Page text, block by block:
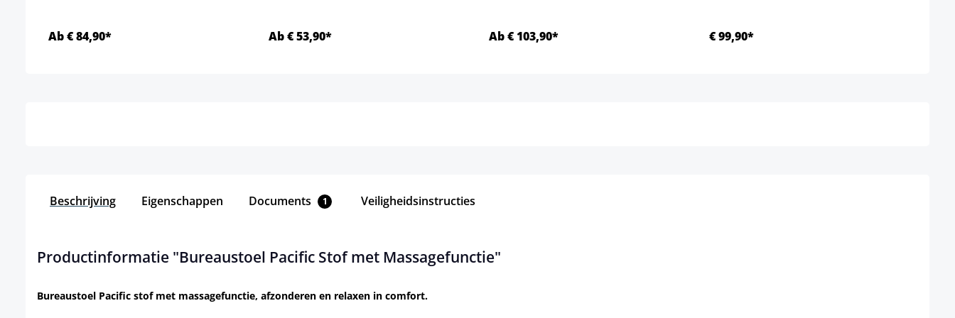
Ab € 84,90* Ab € 53,90* Ab € 103,90* € 99,90*
Beschrijving Eigenschappen Documents 1 Veiligheidsinstructies
Productinformatie "Bureaustoel Pacific Stof met Massagefunctie"
Bureaustoel Pacific stof met massagefunctie, afzonderen en relaxen in comfort.